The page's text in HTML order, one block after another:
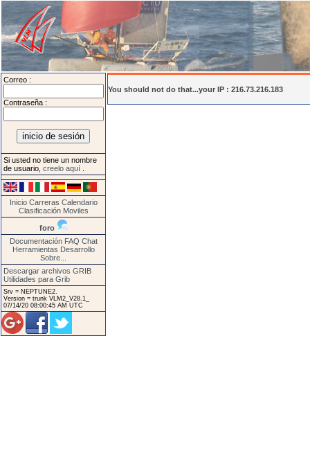
Correo :
Contraseña :
Si usted no tiene un nombre
de usuario, creelo aquí
Inicio Carreras Calendario
Clasificación Moviles
foro
Documentación FAQ Chat
Herramientas Desarrollo
Sobre...
Descargar archivos GRIB
Utilidades para Grib
Srv = NEPTUNE2.
Version = trunk VLM2_V28.1_
07/14/20 08:00:45 AM UTC
You should not do that...your IP : 216.73.216.183